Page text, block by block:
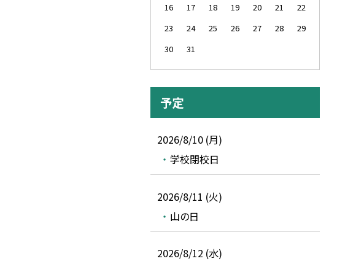
16
17 18 19 20 21
22
23
24 25 26 27 28
29
30
31
予定
2026/8/10 (月)
学校閉校日
2026/8/11 (火)
山の日
2026/8/12 (水)